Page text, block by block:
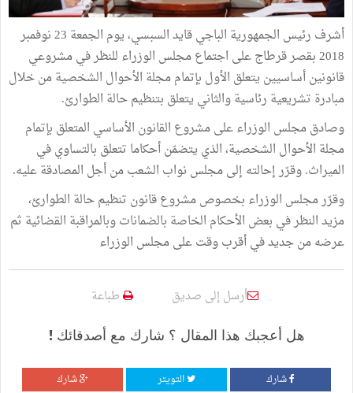
أشرف رئيس الجمهورية الباجي قايد السبسي، يوم الجمعة 23 نوفمبر
2018 بقصر قرطاج على اجتماع مجلس الوزراء للنظر في مشروعي
قانونين أساسيين يتعلق الأول بإتمام مجلة الأحوال الشخصية من خلال
مبادرة تشريعية رئاسية والثاني يتعلق بتنظيم حالة الطوارئ.
وصادق مجلس الوزراء على مشروع القانون الأساسي المتعلق بإتمام
مجلة الأحوال الشخصية، الذي يتضمّن أحكاما تتعلق بالتساوي في
الميراث. وقرّر إحالته إلى مجلس نواب الشعب من أجل المصادقة عليه.
وقرّر مجلس الوزراء بخصوص مشروع قانون تنظيم حالة الطوارئ،
مزيد النظر في بعض الأحكام الخاصة بالضمانات وبالمراقبة القضائية ثم
عرضه من جديد في أقرب وقت على مجلس الوزراء
أرسل إلى صديق طباعة
هل أعجبك هذا المقال ؟ شارك مع أصدقائك !
شارك التويتر شارك